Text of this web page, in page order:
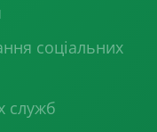
соціальних
служб